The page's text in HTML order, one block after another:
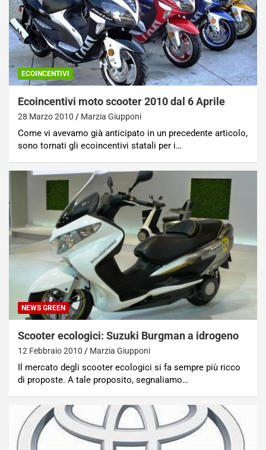
ECOINCENTIVI
Ecoincentivi moto scooter 2010 dal 6 Aprile
28 Marzo 2010 Marzia Giupponi
Come vi avevamo già anticipato in un precedente articolo,
sono tornati gli ecoincentivi statali per i…
NEWS GREEN
Scooter ecologici: Suzuki Burgman a idrogeno
12 Febbraio 2010 Marzia Giupponi
Il mercato degli scooter ecologici si fa sempre più ricco
di proposte. A tale proposito, segnaliamo…